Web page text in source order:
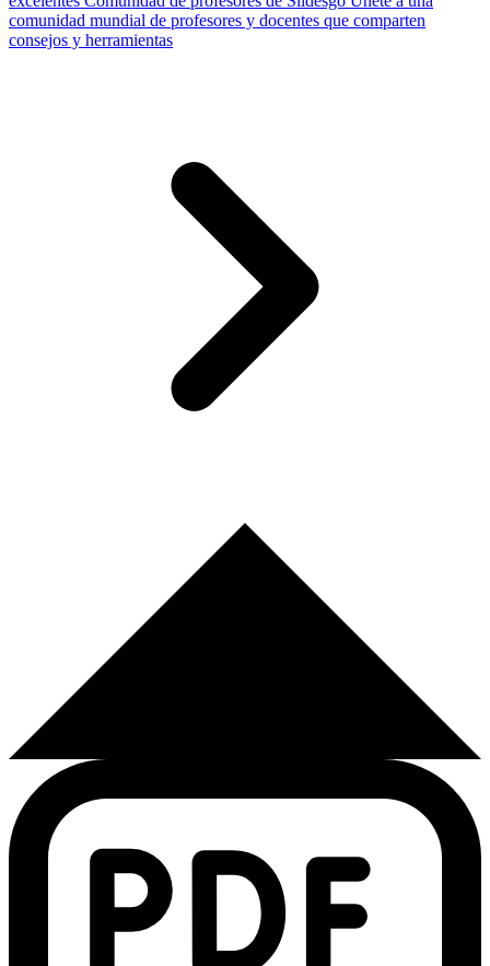
comunidad mundial de profesores y docentes que comparten
consejos y herramientas